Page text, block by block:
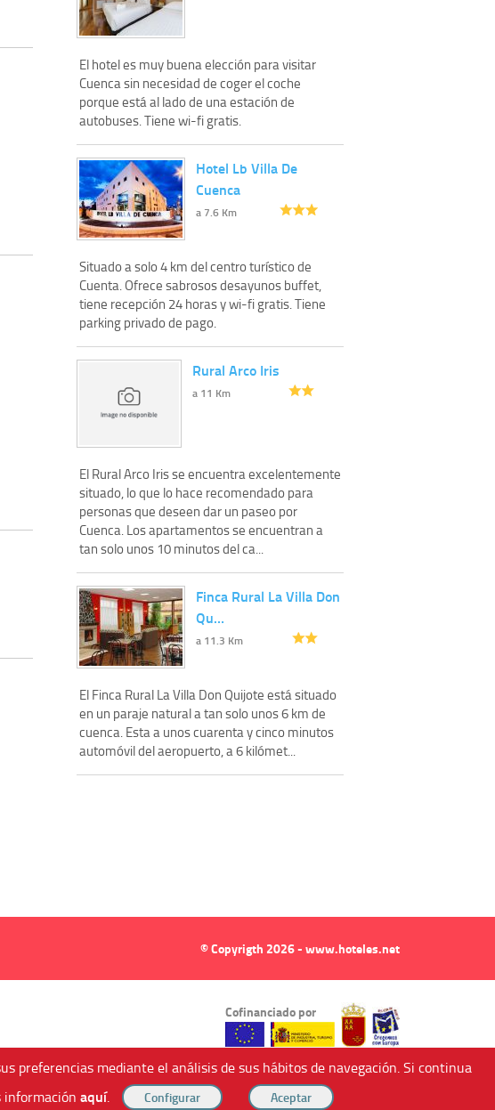
El hotel es muy buena elección para visitar
Cuenca sin necesidad de coger el coche
porque está al lado de una estación de
autobuses. Tiene wi-fi gratis.
Hotel Lb Villa De
Cuenca
a 7.6 Km
Situado a solo 4 km del centro turístico de
Cuenta. Ofrece sabrosos desayunos buffet,
tiene recepción 24 horas y wi-fi gratis. Tiene
parking privado de pago.
Rural Arco Iris
a 11 Km
El Rural Arco Iris se encuentra excelentemente
situado, lo que lo hace recomendado para
personas que deseen dar un paseo por
Cuenca. Los apartamentos se encuentran a
tan solo unos 10 minutos del ca...
Finca Rural La Villa Don
Qu…
a 11.3 Km
El Finca Rural La Villa Don Quijote está situado
en un paraje natural a tan solo unos 6 km de
cuenca. Esta a unos cuarenta y cinco minutos
automóvil del aeropuerto, a 6 kilómet...
© Copyrigth 2026 - www.hoteles.net
Cofinanciado por
CP: 30893, Almendricos (Murcia, Spain).
preferencias mediante el análisis de sus hábitos de navegación. Si continua
información aquí.